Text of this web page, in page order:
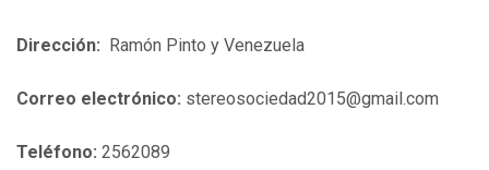
Dirección: Ramón Pinto y Venezuela
Correo electrónico: stereosociedad2015@gmail.com
Teléfono: 2562089